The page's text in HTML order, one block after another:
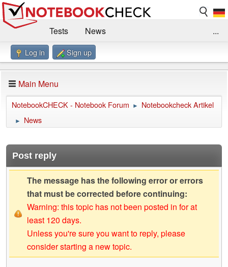
Tests
News
Benchmarks / Technik
Forum
Impressum
...
Log in Sign up
Main Menu
NotebookCHECK - Notebook Forum ► Notebookcheck Artikel
► News
Post reply
The message has the following error or errors
that must be corrected before continuing:
Warning: this topic has not been posted in for at
least 120 days.
Unless you're sure you want to reply, please
consider starting a new topic.